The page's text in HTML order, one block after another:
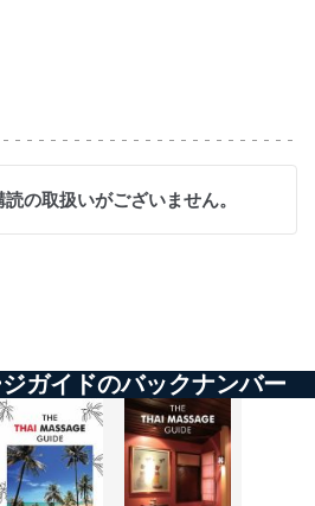
の取扱いがございません。
ガイドのバックナンバー